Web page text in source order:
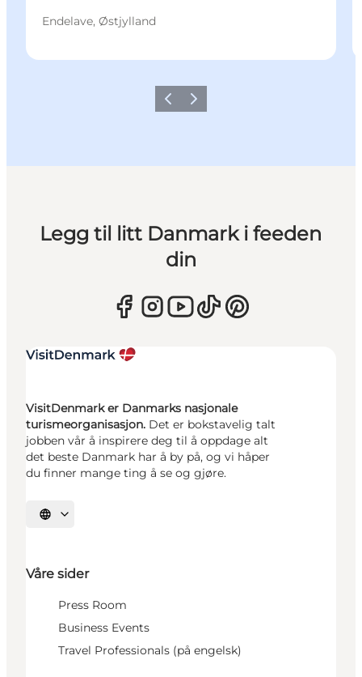
Endelave, Østjylland
ForrigeNeste
Legg til litt Danmark i feeden
din
VisitDenmark er Danmarks nasjonale
turismeorganisasjon. Det er bokstavelig talt
jobben vår å inspirere deg til å oppdage alt
det beste Danmark har å by på, og vi håper
du finner mange ting å se og gjøre.
Velg språk
Våre sider
Press Room
Business Events
Travel Professionals (på engelsk)